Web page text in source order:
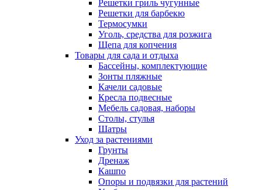
Решетки гриль чугунные
Решетки для барбекю
Термосумки
Уголь, средства для розжига
Щепа для копчения
Товары для сада и отдыха
Бассейны, комплектующие
Зонты пляжные
Качели садовые
Кресла подвесные
Мебель садовая, наборы
Столы, стулья
Шатры
Уход за растениями
Грунты
Дренаж
Кашпо
Опоры и подвязки для растений